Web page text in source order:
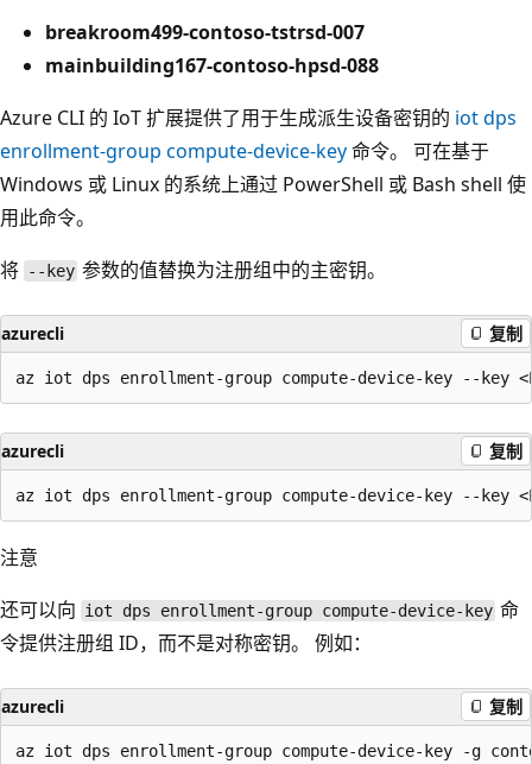
breakroom499-contoso-tstrsd-007
mainbuilding167-contoso-hpsd-088
Azure CLI 的 IoT 扩展提供了用于生成派生设备密钥的 iot dps
enrollment-group compute-device-key命令。 可在基于
Windows 或 Linux 的系统上通过 PowerShell 或 Bash shell 使
用此命令。
将 --key 参数的值替换为注册组中的主密钥。
azurecli 复制
azurecli 复制
注意
还可以向 iot dps enrollment-group compute-device-key 命
令提供注册组 ID，而不是对称密钥。 例如：
azurecli 复制